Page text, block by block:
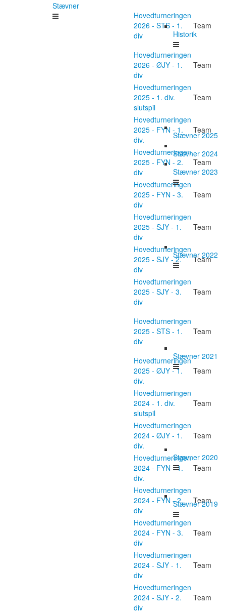
Hovedturneringen
2026 - STS - 1.
div
Team
Hovedturneringen
2026 - ØJY - 1.
div
Team
Hovedturneringen
2025 - 1. div.
slutspil
Team
Hovedturneringen
2025 - FYN - 1.
div.
Team
Hovedturneringen
2025 - FYN - 2.
div
Team
Hovedturneringen
2025 - FYN - 3.
div
Team
Hovedturneringen
2025 - SJY - 1.
div
Team
Hovedturneringen
2025 - SJY - 2.
div
Team
Hovedturneringen
2025 - SJY - 3.
div
Team
Hovedturneringen
2025 - STS - 1.
div
Team
Hovedturneringen
2025 - ØJY - 1.
div.
Team
Hovedturneringen
2024 - 1. div.
slutspil
Team
Hovedturneringen
2024 - ØJY - 1.
div.
Team
Hovedturneringen
2024 - FYN - 1.
div.
Team
Hovedturneringen
2024 - FYN - 2.
div
Team
Hovedturneringen
2024 - FYN - 3.
div
Team
Hovedturneringen
2024 - SJY - 1.
div
Team
Hovedturneringen
2024 - SJY - 2.
div
Team
Stævner
Historik
Stævner 2025
Stævner 2024
Stævner 2023
Stævner 2022
Stævner 2021
Stævner 2020
Stævner 2019